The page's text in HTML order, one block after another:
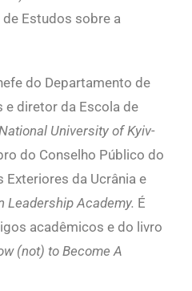
Estudos sobre a
do Departamento de
e diretor da Escola de
University of Kyiv-
do Conselho Público do
Exteriores da Ucrânia e
Leadership Academy. É
acadêmicos e do livro
(not) to Become A